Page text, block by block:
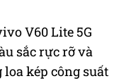
V60 Lite 5G
sắc rực rỡ và
kép công suất